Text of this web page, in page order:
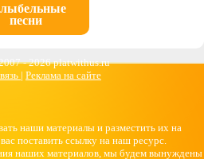
песни
-2026 platwithus.ru
| Реклама на сайте
наши материалы и разместить их на
поставить ссылку на наш ресурс.
наших материалов, мы будем вынуждены